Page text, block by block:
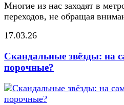
Многие из нас заходят в
переходов, не обращая
17.03.26
Скандальные звёзды: на
порочные?